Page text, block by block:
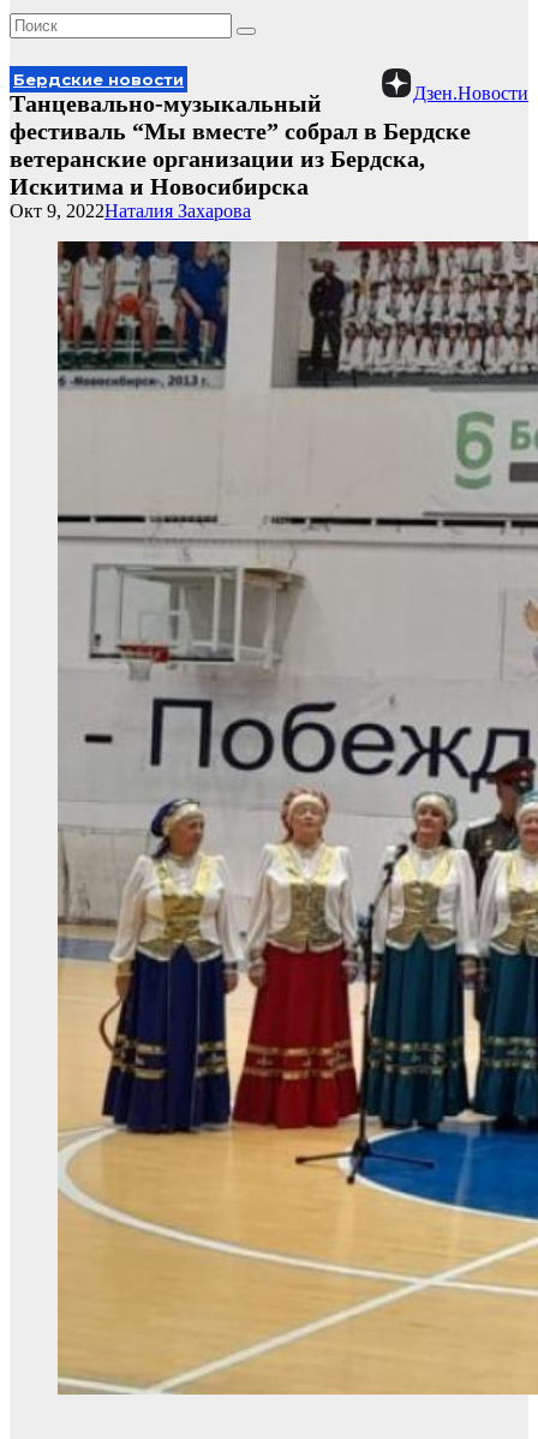
Дзен.Новости
Бердские новости
Танцевально-музыкальный
фестиваль “Мы вместе” собрал в Бердске
ветеранские организации из Бердска,
Искитима и Новосибирска
Наталия Захарова
Окт 9, 2022